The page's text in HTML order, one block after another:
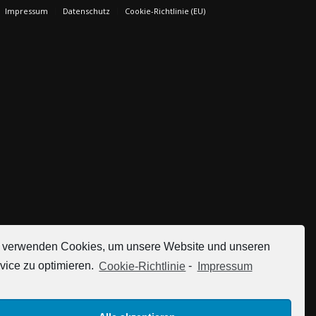
verwenden Cookies, um unsere Website und unseren
zu optimieren. Cookie-Richtlinie - Impressum
Impressum Datenschutz Cookie-Richtlinie (EU)